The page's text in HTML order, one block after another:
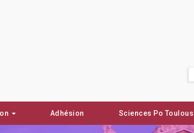
Adhésion Sciences Po